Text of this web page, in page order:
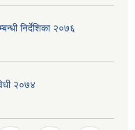
निर्देशिका २०७६
२०७४